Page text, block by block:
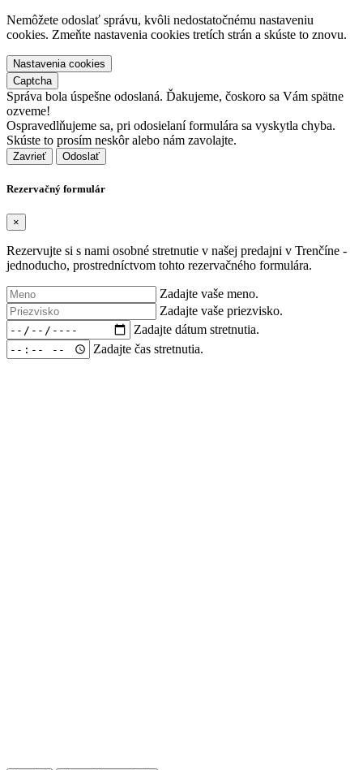
Nemôžete odoslať správu, kvôli nedostatočnému nastaveniu
cookies. Zmeňte nastavenia cookies tretích strán a skúste to znovu.
Nastavenia cookies
Captcha
Správa bola úspešne odoslaná. Ďakujeme, čoskoro sa Vám spätne
ozveme!
Ospravedlňujeme sa, pri odosielaní formulára sa vyskytla chyba.
Skúste to prosím neskôr alebo nám zavolajte.
Zavrieť
Rezervačný formulár
×
Rezervujte si s nami osobné stretnutie v našej predajni v Trenčíne -
jednoducho, prostredníctvom tohto rezervačného formulára.
Zadajte vaše meno.
Zadajte vaše priezvisko.
Zadajte dátum stretnutia.
Zadajte čas stretnutia.